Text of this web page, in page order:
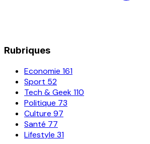
Rubriques
Economie 161
Sport 52
Tech & Geek110
Politique 73
Culture 97
Santé 77
Lifestyle 31